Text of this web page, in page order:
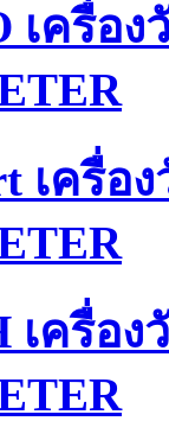
เครื่อ
เครื่
เครื่อ